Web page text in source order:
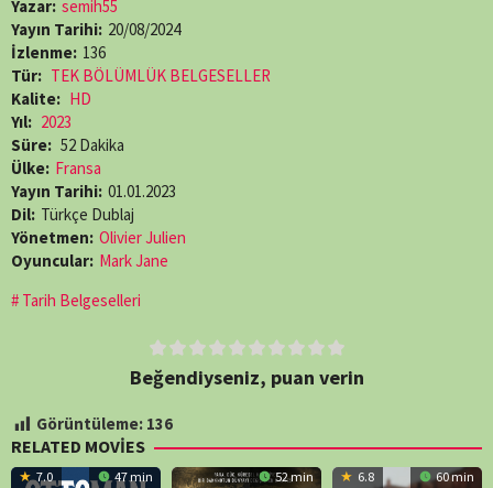
Yazar: semih55
Yayın Tarihi: 20/08/2024
İzlenme: 136
Tür: TEK BÖLÜMLÜK BELGESELLER
Kalite: HD
Yıl: 2023
Süre: 52 Dakika
Ülke: Fransa
Yayın Tarihi: 01.01.2023
Dil: Türkçe Dublaj
Yönetmen: Olivier Julien
Oyuncular: Mark Jane
Tarih Belgeselleri
Beğendiyseniz, puan verin
Görüntüleme: 136
RELATED MOVIES
7.0 47 min 52 min 6.8 60 min